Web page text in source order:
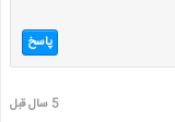
پاسخ
5 سال قبل